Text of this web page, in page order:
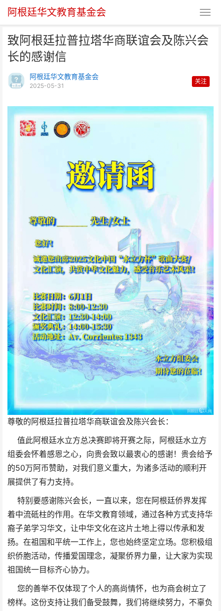
阿根廷华文教育基金会
致阿根廷拉普拉塔华商联谊会及陈兴会
长的感谢信
阿根廷华文教育基金会
2025-05-31
关注
尊敬的阿根廷拉普拉塔华商联谊会及陈兴会长：
值此阿根廷水立方总决赛即将开赛之际，阿根廷水立方
组委会怀着感恩之心，向贵会致以最衷心的感谢！贵会给予
的50万阿币赞助，对我们意义重大，为诸多活动的顺利开
展提供了有力支持。
特别要感谢陈兴会长，一直以来，您在阿根廷侨界发挥
着中流砥柱的作用。在华文教育领域，通过各种方式支持华
裔子弟学习华文，让中华文化在这片土地上得以传承和发
扬。在祖国和平统一工作上，您也始终坚定立场。您积极组
织侨胞活动，传播爱国理念，凝聚侨界力量，让大家为实现
祖国统一目标齐心协力。
您的善举不仅体现了个人的高尚情怀，也为商会树立了
榜样。这份支持让我们备受鼓舞，我们将继续努力，不辜负
致阿根廷拉普拉塔华商联谊会及陈
兴会长的感谢信